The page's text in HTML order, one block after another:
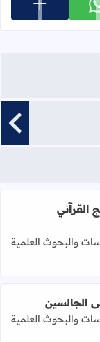
شارك على whatsapp عرض
القرآني والموروث
القرآني
والبحوث العلمية
الجالسين
الجالسين
والبحوث العلمية